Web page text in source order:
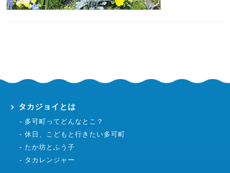
タカジョイとは
多可町ってどんなとこ？
休日、こどもと行きたい多可町
たか坊とふう子
タカレンジャー